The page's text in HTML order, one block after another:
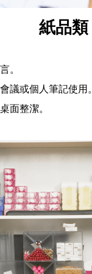
紙品類
。
議或個人筆記使用。
面整潔。